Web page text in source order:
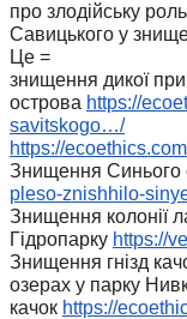
про злодійську
Савицького у
Це =
знищення дикої
острова https://
savitskogo…/
https://
Знищення Синього
pleso-znishhilo-
Знищення колонії
Гідропарку https://
Знищення гнізд
озерах у парку
качок https://